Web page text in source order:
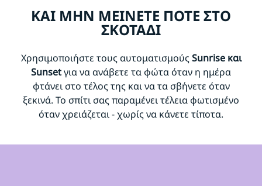
ΚΑΙ ΜΗΝ ΜΕΙΝΕΤΕ ΠΟΤΕ ΣΤΟ
ΣΚΟΤΑΔΙ
Χρησιμοποιήστε τους αυτοματισμούς Sunrise και
Sunsetγια να ανάβετε τα φώτα όταν η ημέρα
φτάνει στο τέλος της και να τα σβήνετε όταν
ξεκινά. Το σπίτι σας παραμένει τέλεια φωτισμένο
όταν χρειάζεται - χωρίς να κάνετε τίποτα.